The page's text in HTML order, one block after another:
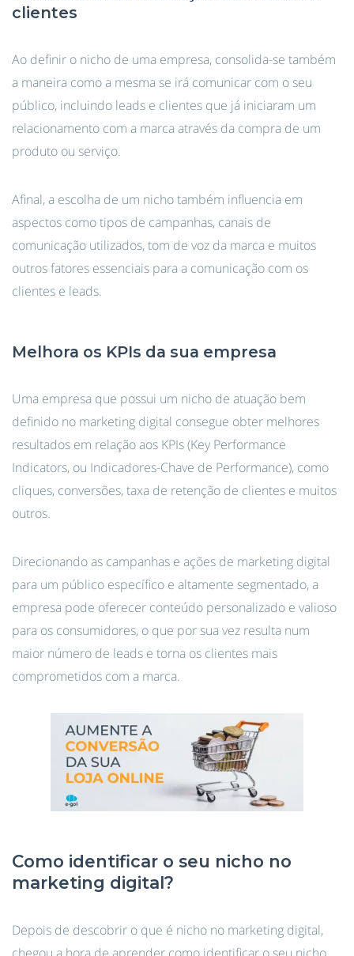
clientes
Ao definir o nicho de uma empresa, consolida-se também
a maneira como a mesma se irá comunicar com o seu
público, incluindo leads e clientes que já iniciaram um
relacionamento com a marca através da compra de um
produto ou serviço.
Afinal, a escolha de um nicho também influencia em
aspectos como tipos de campanhas, canais de
comunicação utilizados, tom de voz da marca e muitos
outros fatores essenciais para a comunicação com os
clientes e leads.
Melhora os KPIs da sua empresa
Uma empresa que possui um nicho de atuação bem
definido no marketing digital consegue obter melhores
resultados em relação aos KPIs (Key Performance
Indicators, ou Indicadores-Chave de Performance), como
cliques, conversões, taxa de retenção de clientes e muitos
outros.
Direcionando as campanhas e ações de marketing digital
para um público específico e altamente segmentado, a
empresa pode oferecer conteúdo personalizado e valioso
para os consumidores, o que por sua vez resulta num
maior número de leads e torna os clientes mais
comprometidos com a marca.
Como identificar o seu nicho no
marketing digital?
Depois de descobrir o que é nicho no marketing digital,